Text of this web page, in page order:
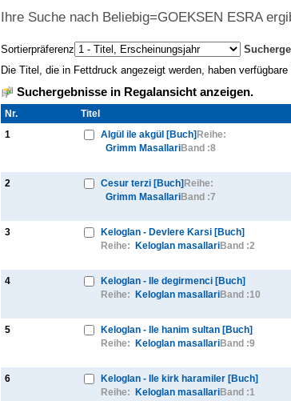
Ihre Suche nach Beliebig=GOEKSEN ESRA
Sortierpräferenz
Die Titel, die in Fettdruck angezeigt werden, haben
Suchergebnisse in Regalansicht anzeigen.
Nr. Titel
1
Algül ile akgül [Buch] Reihe:
Grimm MasallariBand :8
2 Cesur terzi [Buch] Reihe:
Grimm MasallariBand :7
3
Keloglan - Devlere Karsi [Buch]
Reihe:
Keloglan masallariBand :2
4
Keloglan - Ile degirmenci [Buch]
Reihe:
Keloglan masallariBand :10
5
Keloglan - Ile hanim sultan [Buch]
Reihe:
Keloglan masallariBand :9
6
Keloglan - Ile kirk haramiler [Buch]
Reihe:
Keloglan masallariBand :1